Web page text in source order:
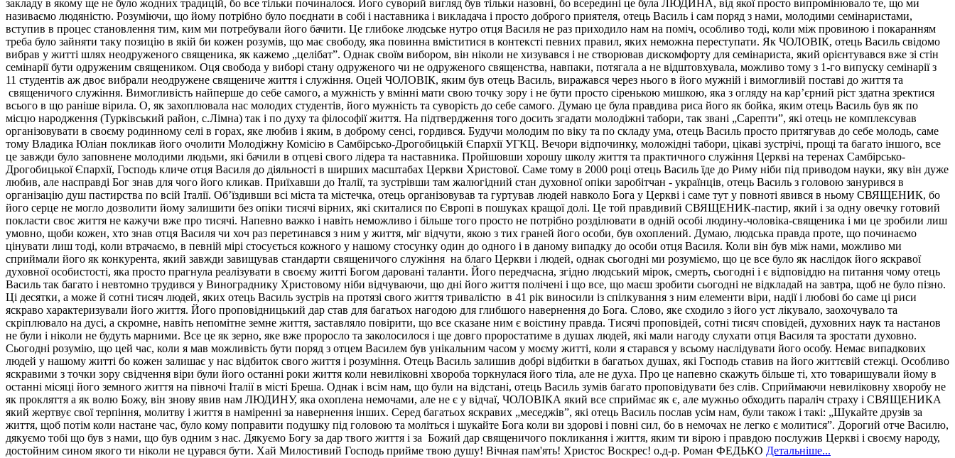
закладу в якому ще не було жодних традицій, бо все тільки починалося. Його суворий вигляд був тільки назовні, бо всередині це була ЛЮДИНА, від якої просто випромінювало те, що ми
називаємо людяністю. Розуміючи, що йому потрібно було поєднати в собі і наставника і викладача і просто доброго приятеля, отець Василь і сам поряд з нами, молодими семінаристами,
вступив в процес становлення тим, ким ми потребували його бачити. Це глибоке людське нутро отця Василя не раз приходило нам на поміч, особливо тоді, коли між провиною і покаранням
треба було зайняти таку позицію в якій би кожен розумів, що має свободу, яка повинна вміститися в контексті певних правил, яких неможна переступати. Як ЧОЛОВІК, отець Василь свідомо
вибрав у житті шлях неодруженого священика, як кажемо „целібат”. Однак своїм вибором, він ніколи не хизувався і не створював дискомфорту для семінариста, який орієнтувався вже зі стін
семінарії бути одруженим священиком. Оця свобода у виборі стану одруженого чи не одруженого священства, навпаки, потягала а не відштовхувала, можливо тому з 1-го випуску семінарії з
11 студентів аж двоє вибрали неодружене священиче життя і служіння. Оцей ЧОЛОВІК, яким був отець Василь, виражався через нього в його мужній і вимогливій поставі до життя та
священичого служіння. Вимогливість найперше до себе самого, а мужність у вмінні мати свою точку зору і не бути просто сіренькою мишкою, яка з огляду на кар’єрний ріст здатна зректися
всього в що раніше вірила. О, як захоплювала нас молодих студентів, його мужність та суворість до себе самого. Думаю це була правдива риса його як бойка, яким отець Василь був як по
місцю народження (Турківський район, с.Лімна) так і по духу та філософії життя. На підтвердження того досить згадати молодіжні табори, так звані „Сарепти”, які отець не комплексував
організовувати в своєму родинному селі в горах, яке любив і яким, в доброму сенсі, гордився. Будучи молодим по віку та по складу ума, отець Василь просто притягував до себе молодь, саме
тому Владика Юліан покликав його очолити Молодіжну Комісію в Самбірсько-Дрогобицькій Єпархії УГКЦ. Вечори відпочинку, моложідні табори, цікаві зустрічі, прощі та багато іншого, все
це завжди було заповнене молодими людьми, які бачили в отцеві свого лідера та наставника. Пройшовши хорошу школу життя та практичного служіння Церкві на теренах Самбірсько-
Дрогобицької Єпархії, Господь кличе отця Василя до діяльності в ширших масштабах Церкви Христової. Саме тому в 2000 році отець Василь їде до Риму ніби під приводом науки, яку він дуже
любив, але насправді Бог знав для чого його кликав. Приїхавши до Італії, та зустрівши там жалюгідний стан духовної опіки заробітчан - українців, отець Василь з головою занурився в
організацію душ пастирства по всій Італії. Об’їздивши всі міста та містечка, отець організовував та гуртував людей навколо Бога у Церкві і саме тут у повноті явився в ньому СВЯЩЕНИК, бо
його серце не могло дозволити йому залишити без опіки тисячі вірних, які скиталися по Європі в пошуках кращої долі. Це той правдивий СВЯЩЕНИК-пастир, який і за одну овечку готовий
покласти своє життя не кажучи вже про тисячі. Напевно важко і навіть неможливо і більше того просто не потрібно розділювати в одній особі людину-чоловіка-священика і ми це зробили лиш
умовно, щоби кожен, хто знав отця Василя чи хоч раз перетинався з ним у життя, міг відчути, якою з тих граней його особи, був охоплений. Думаю, людська правда проте, що починаємо
цінувати лиш тоді, коли втрачаємо, в певній мірі стосується кожного у нашому стосунку один до одного і в даному випадку до особи отця Василя. Коли він був між нами, можливо ми
сприймали його як конкурента, який завжди завищував стандарти священичого служіння на благо Церкви і людей, однак сьогодні ми розуміємо, що це все було як наслідок його яскравої
духовної особистості, яка просто прагнула реалізувати в своєму житті Богом даровані таланти. Його передчасна, згідно людський мірок, смерть, сьогодні і є відповіддю на питання чому отець
Василь так багато і невтомно трудився у Винограднику Христовому ніби відчуваючи, що дні його життя полічені і що все, що маєш зробити сьогодні не відкладай на завтра, щоб не було пізно.
Ці десятки, а може й сотні тисяч людей, яких отець Василь зустрів на протязі свого життя тривалістю в 41 рік виносили із спілкування з ним елементи віри, надії і любові бо саме ці риси
яскраво характеризували його життя. Його проповідницький дар став для багатьох нагодою для глибшого навернення до Бога. Слово, яке сходило з його уст лікувало, заохочувало та
скріплювало на дусі, а скромне, навіть непомітне земне життя, заставляло повірити, що все сказане ним є воістину правда. Тисячі проповідей, сотні тисяч сповідей, духовних наук та настанов
не були і ніколи не будуть марними. Все це як зерно, яке вже проросло та заколосилося і ще довго проростатиме в душах людей, які мали нагоду слухати отця Василя та зростати духовно.
Сьогодні розумію, що цей час, коли я мав можливість бути поряд з отцем Василем був унікальним часом у моєму житті, коли я старався у всьому наслідувати його особу. Немає випадкових
людей у нашому житті бо кожен залишає у нас відбиток свого життя і розуміння. Отець Василь залишив добрі відбитки в багатьох душах, які Господь ставив на його життєвій стежці. Особливо
яскравими з точки зору свідчення віри були його останні роки життя коли невиліковні хвороба торкнулася його тіла, але не духа. Про це напевно скажуть більше ті, хто товаришували йому в
останні місяці його земного життя на півночі Італії в місті Бреша. Однак і всім нам, що були на відстані, отець Василь зумів багато проповідувати без слів. Сприймаючи невиліковну хворобу не
як прокляття а як волю Божу, він знову явив нам ЛЮДИНУ, яка охоплена немочами, але не є у відчаї, ЧОЛОВІКА який все сприймає як є, але мужньо обходить параліч страху і СВЯЩЕНИКА
який жертвує свої терпіння, молитву і життя в наміренні за навернення інших. Серед багатьох яскравих „меседжів”, які отець Василь послав усім нам, були також і такі: „Шукайте друзів за
життя, щоб потім коли настане час, було кому поправити подушку під головою та моліться і шукайте Бога коли ви здорові і повні сил, бо в немочах не легко є молитися”. Дорогий отче Василю,
дякуємо тобі що був з нами, що був одним з нас. Дякуємо Богу за дар твого життя і за Божий дар священичого покликання і життя, яким ти вірою і правдою послужив Церкві і своєму народу,
достойним сином якого ти ніколи не цурався бути. Хай Милостивий Господь прийме твою душу! Вічная пам'ять! Христос Воскрес! о.д-р. Роман ФЕДЬКО Детальніше...